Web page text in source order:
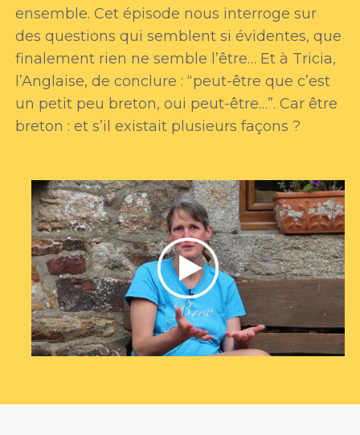
ensemble. Cet épisode nous interroge sur
des questions qui semblent si évidentes, que
finalement rien ne semble l’être… Et à Tricia,
l’Anglaise, de conclure : “peut-être que c’est
un petit peu breton, oui peut-être…”. Car être
breton : et s’il existait plusieurs façons ?